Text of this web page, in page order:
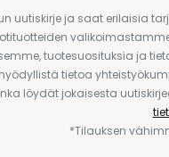
uutiskirje ja saat erilaisia
tuotesuosituksia ja
tietoa
löydät jokaisesta
*Tilauksen